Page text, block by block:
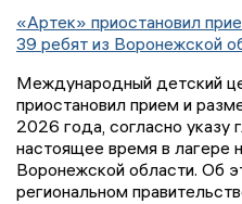
«Артек» приостановил
39 ребят из Воронежской
Международный детский
приостановил прием и
2026 года, согласно указу
настоящее время в лагере
Воронежской области. Об
региональном